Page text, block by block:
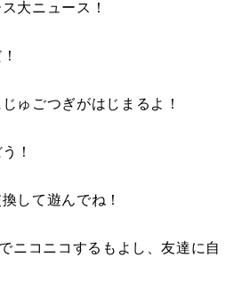
大ニュース！
ゅごつぎがはじまるよ！
！
して遊んでね！
ニコニコするもよし、友達に自